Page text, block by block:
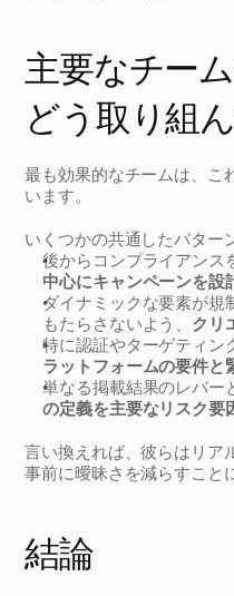
主要なチー
どう取り組
最も効果的なチームは、こ
います。
いくつかの共通したパター
後からコンプライアンス
中心にキャンペーンを設
ダイナミックな要素が規
もたらさないよう、 クリ
特に認証やターゲティン
ラットフォームの要件と
単なる掲載結果のレバー
の定義を主要なリスク要
言い換えれば、彼らはリア
事前に曖昧さを減らすこと
結論